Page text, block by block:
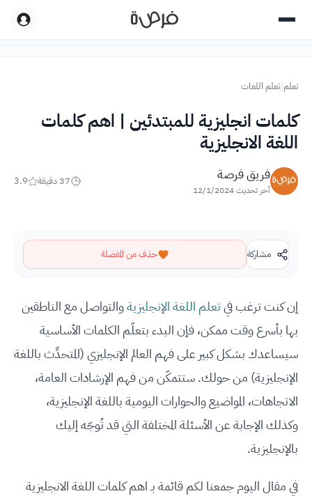
تعلم/تعلم اللغات
كلمات انجليزية للمبتدئين | اهم كلمات
اللغة الانجليزية
فريق فرصة
آخر تحديث12/1/2024
37 دقيقة 3.9
مشاركة حذف من المفضلة
إن كنت ترغب فيتعلم اللغة الإنجليزيةوالتواصل مع الناطقين
بها بأسرع وقت ممكن، فإن البدء بتعلّم الكلمات الأساسية
سيساعدك بشكل كبير على فهم العالم الإنجليزي (المتحدِّث باللغة
الإنجليزية) من حولك. ستتمكّن من فهم الإرشادات العامة،
الاتجاهات، المواضيع والحوارات اليومية باللغة الإنجليزية،
وكذلك الإجابة عن الأسئلة المختلفة التي قد تُوجّه إليك
بالإنجليزية.
في مقال اليوم جمعنا لكم قائمة بـ اهم كلمات اللغة الانجليزية